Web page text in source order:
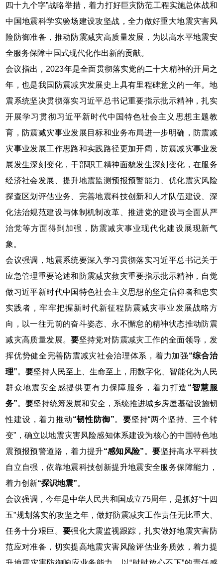
四十九个字”战略举措，着力打好巨灾防范工程实施总体战和
中国地震科学实验场建设攻坚战，全力做好重大地震灾害风
险防御准备，推动防震减灾高质量发展，为以高水平地震安
全服务保障中国式现代化作出新的贡献。
会议指出，2023年是全面贯彻落实党的二十大精神的开局之
年，也是我国防震减灾发展史上具有里程碑意义的一年。地
震系统坚决贯彻落实习近平总书记重要指示批示精神，扎实
开展学习贯彻习近平新时代中国特色社会主义思想主题教
育，防震减灾事业发展目标和业务布局进一步明确，防震减
灾事业发展工作思路和实践路径更加开阔，防震减灾事业发
展发生深刻变化，干部职工精神面貌发生深刻变化，在服务
经济社会发展、提升地震监测预报预警能力、优化震灾风险
探查区划评估业务、完善地震科技创新和人才队伍建设、深
化法治规范建设与体制机制改革、推进党的建设与全面从严
治党等方面得到加强，防震减灾事业现代化建设展现新气
象。
会议强调，地震系统要深入学习贯彻落实习近平总书记关于
应急管理重要论述和防震减灾救灾重要指示批示精神，自觉
做习近平新时代中国特色社会主义思想的坚定信仰者和忠实
实践者，牢牢把握新时代新征程防震减灾事业发展战略方
向，以一往无前的奋斗姿态、永不懈怠的精神状态推动防震
减灾高质量发展。要坚持党对防震减灾工作的全面领导，发
挥优势健全完善防震减灾社会治理体系，着力加强“综合治
理”。要坚持人民至上、生命至上，用数字化、智能化为人民
群众地震安全感提供更有力保障服务，着力打造 “智慧服
务”。要坚持统筹发展和安全，系统推进城乡房屋基础设施韧
性建设，着力推动“韧性防御”。要坚持“两个坚持、三个转
变”，确立以地震灾害风险感知体系建设为核心的中国特色地
震预报预警道路，着力提升“感知风险” 。要坚持高水平科技
自立自强，依靠地震科技创新提升地震安全服务保障能力，
着力创新“探识地震”。
会议强调，今年是中华人民共和国成立75周年，是抓好“十四
五”规划落实的攻坚之年，做好防震减灾工作责任无比重大、
任务十分艰巨。 要强化大震监视跟踪，扎实做好地震灾害防
范应对准备，切实提高地震灾害风险评估业务质效，着力提